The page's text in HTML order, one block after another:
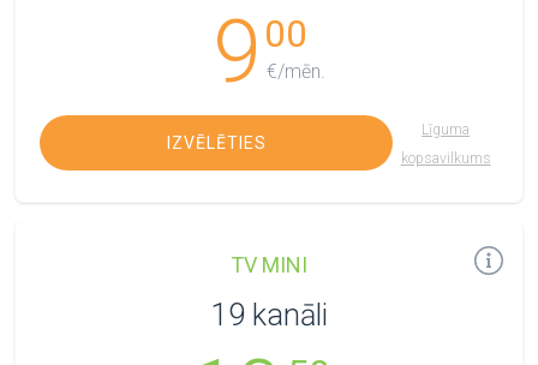
9 00
€/mēn.
IZVĒLĒTIES
Līguma
kopsavilkums
TV MINI
19 kanāli